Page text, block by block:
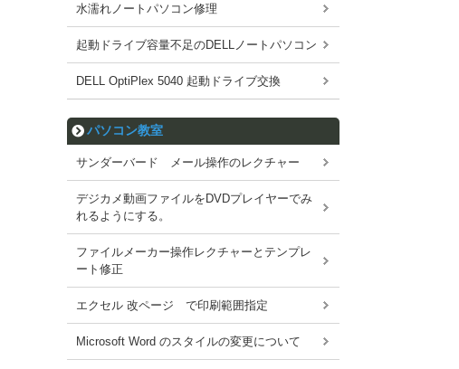
水濡れノートパソコン修理
起動ドライブ容量不足のDELLノートパソコン
DELL OptiPlex 5040 起動ドライブ交換
パソコン教室
サンダーバード メール操作のレクチャー
デジカメ動画ファイルをDVDプレイヤーでみ
れるようにする。
ファイルメーカー操作レクチャーとテンプレ
ート修正
エクセル 改ページ で印刷範囲指定
Microsoft Word のスタイルの変更について